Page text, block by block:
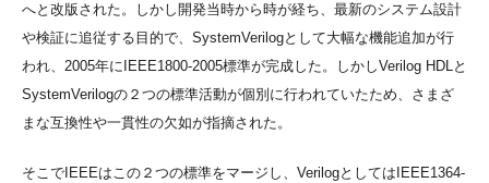
へと改版された。しかし開発当時から時が経ち、最新のシステム設計
や検証に追従する目的で、SystemVerilogとして大幅な機能追加が行
われ、2005年にIEEE1800-2005標準が完成した。しかしVerilog HDLと
SystemVerilogの２つの標準活動が個別に行われていたため、さまざ
まな互換性や一貫性の欠如が指摘された。
そこでIEEEはこの２つの標準をマージし、VerilogとしてはIEEE1364-